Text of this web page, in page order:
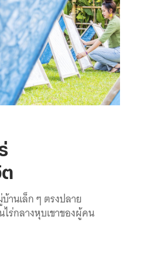
านเล็ก ๆ ตรงปลาย
ร่กลางหุบเขาของผู้คน